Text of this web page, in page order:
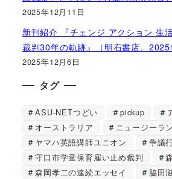
2025年12月11日
新刊紹介 『チェンジ アクション 生
裁判30年の軌跡』（明石書店、2025
2025年12月6日
タグ
ASU-NETつどい pickup
オーストラリア
ニュージーラ
ヤマハ英語講師ユニオン
争議
守口市学童保育雇い止め裁判
森岡孝二の連続エッセイ
脇田